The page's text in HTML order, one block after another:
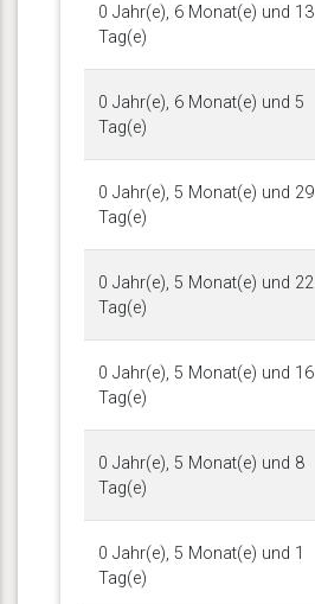
0 Jahr(e), 6 Monat(e) und 13
Tag(e)
0 Jahr(e), 6 Monat(e) und 5
Tag(e)
0 Jahr(e), 5 Monat(e) und 29
Tag(e)
0 Jahr(e), 5 Monat(e) und 22
Tag(e)
0 Jahr(e), 5 Monat(e) und 16
Tag(e)
0 Jahr(e), 5 Monat(e) und 8
Tag(e)
0 Jahr(e), 5 Monat(e) und 1
Tag(e)